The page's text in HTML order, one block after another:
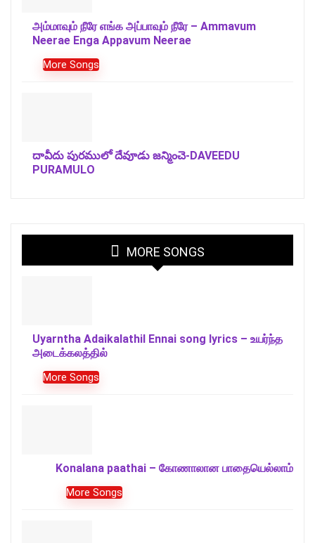
அம்மாவும் நீரே எங்க அப்பாவும் நீரே – Ammavum
Neerae Enga Appavum Neerae
More Songs
దావీదు పురములో దేవూడు జన్మించె-DAVEEDU
PURAMULO
MORE SONGS
Uyarntha Adaikalathil Ennai song lyrics – உயர்ந்த
அடைக்கலத்தில்
More Songs
Konalana paathai – கோணாலான பாதையெல்லாம்
More Songs